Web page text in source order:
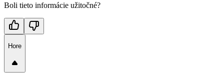
Boli tieto informácie užitočné?
Hore